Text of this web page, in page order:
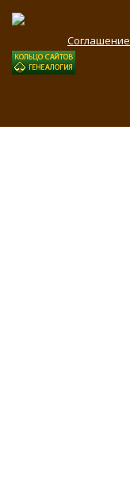
Соглашение